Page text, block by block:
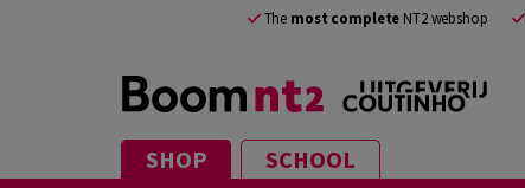
The most complete NT2 webshop
SHOP SCHOOL